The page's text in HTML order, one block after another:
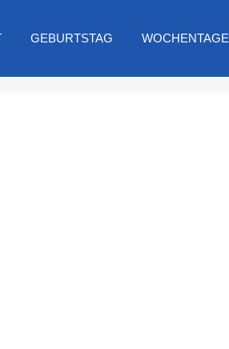
GEBURTSTAG WOCHENTAGE